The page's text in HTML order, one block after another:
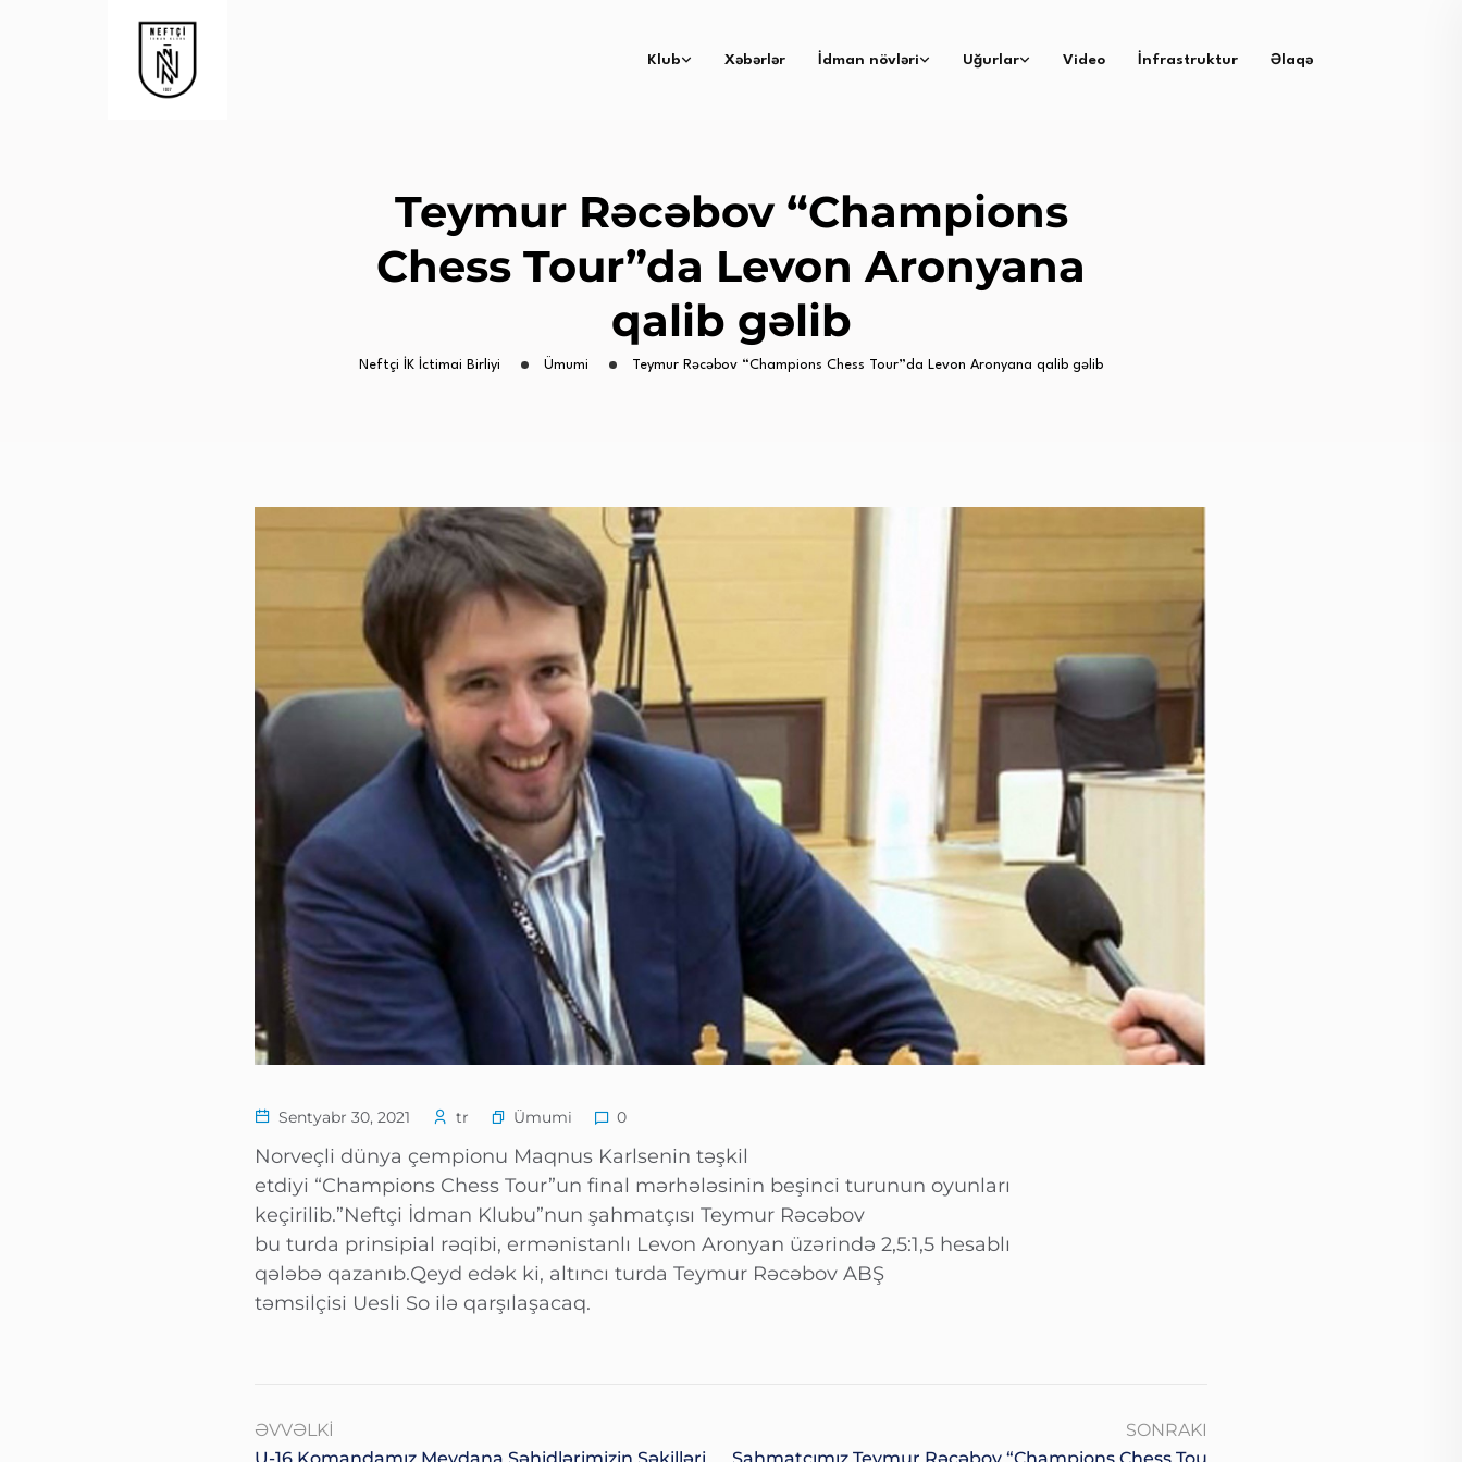
Klub Xəbərlər İdman növləri Uğurlar Video İnfrastruktur Əlaqə
Teymur Rəcəbov “Champions
Chess Tour”da Levon Aronyana
qalib gəlib
Neftçi İK İctimai Birliyi Ümumi Teymur Rəcəbov “Champions Chess Tour”da Levon Aronyana qalib gəlib
Sentyabr 30, 2021 tr Ümumi 0
Norveçli dünya çempionu Maqnus Karlsenin təşkil
etdiyi “Champions Chess Tour”un final mərhələsinin beşinci turunun oyunları
keçirilib.”Neftçi İdman Klubu”nun şahmatçısı Teymur Rəcəbov
bu turda prinsipial rəqibi, ermənistanlı Levon Aronyan üzərində 2,5:1,5 hesablı
qələbə qazanıb.Qeyd edək ki, altıncı turda Teymur Rəcəbov ABŞ
təmsilçisi Uesli So ilə qarşılaşacaq.
ƏVVƏLKI
SONRAKI